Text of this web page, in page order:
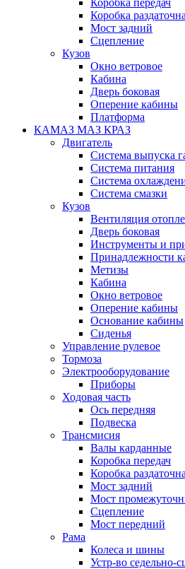
Коробка передач
Коробка
Мост задний
Сцепление
Кузов
Окно ветровое
Кабина
Дверь боковая
Оперение кабины
Платформа
КАМАЗ МАЗ КРАЗ
Двигатель
Система выпуска
Система питания
Система
Система смазки
Кузов
Вентиляция
Дверь боковая
Инструменты и
Принадлежности
Метизы
Кабина
Окно ветровое
Оперение кабины
Основание кабины
Сиденья
Управление рулевое
Тормоза
Электрооборудование
Приборы
Ходовая часть
Ось передняя
Подвеска
Трансмисия
Валы карданные
Коробка передач
Коробка
Мост задний
Мост
Сцепление
Мост передний
Рама
Колеса и шины
Устр-во седельно-